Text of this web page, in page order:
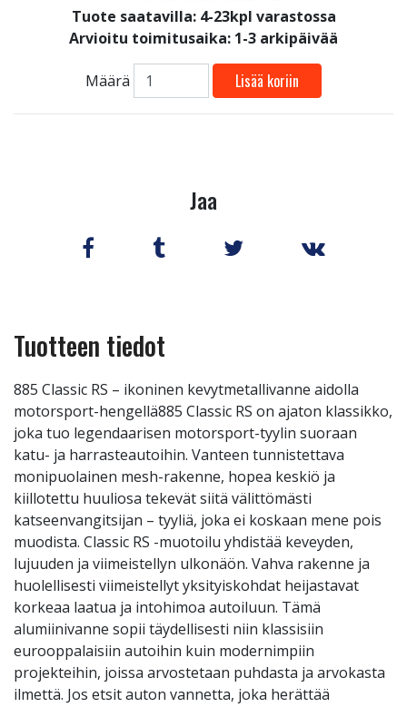
Tuote saatavilla: 4-23kpl varastossa
Arvioitu toimitusaika: 1-3 arkipäivää
Määrä Lisää koriin
Jaa
Tuotteen tiedot
885 Classic RS – ikoninen kevytmetallivanne aidolla
motorsport-hengellä885 Classic RS on ajaton klassikko,
joka tuo legendaarisen motorsport-tyylin suoraan
katu- ja harrasteautoihin. Vanteen tunnistettava
monipuolainen mesh-rakenne, hopea keskiö ja
kiillotettu huuliosa tekevät siitä välittömästi
katseenvangitsijan – tyyliä, joka ei koskaan mene pois
muodista. Classic RS -muotoilu yhdistää keveyden,
lujuuden ja viimeistellyn ulkonäön. Vahva rakenne ja
huolellisesti viimeistellyt yksityiskohdat heijastavat
korkeaa laatua ja intohimoa autoiluun. Tämä
alumiinivanne sopii täydellisesti niin klassisiin
eurooppalaisiin autoihin kuin modernimpiin
projekteihin, joissa arvostetaan puhdasta ja arvokasta
ilmettä. Jos etsit auton vannetta, joka herättää